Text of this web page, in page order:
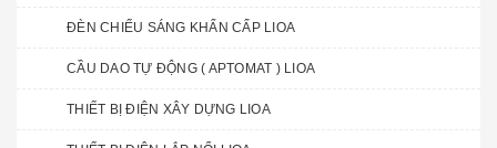
ĐÈN CHIẾU SÁNG KHẨN CẤP LIOA
CẦU DAO TỰ ĐỘNG ( APTOMAT ) LIOA
THIẾT BỊ ĐIỆN XÂY DỰNG LIOA